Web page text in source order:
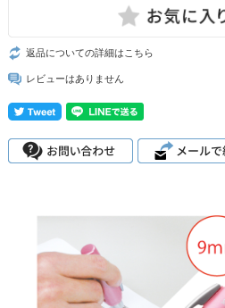
返品についての詳細はこちら
レビューはありません